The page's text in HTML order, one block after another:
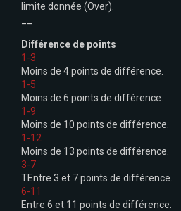
limite donnée (Over).
Différence de points
1-3
Moins de 4 points de différence.
1-5
Moins de 6 points de différence.
1-9
Moins de 10 points de différence.
1-12
Moins de 13 points de différence.
3-7
TEntre 3 et 7 points de différence.
6-11
Entre 6 et 11 points de différence.